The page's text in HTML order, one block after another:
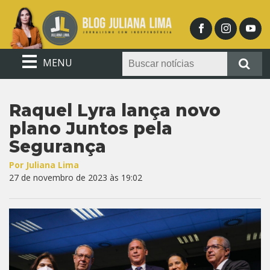
MENU
Raquel Lyra lança novo
plano Juntos pela
Segurança
Por Juliana Lima
27 de novembro de 2023 às 19:02